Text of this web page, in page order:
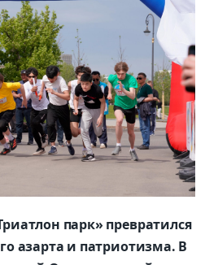
парк» превратился
азарта и патриотизма. В